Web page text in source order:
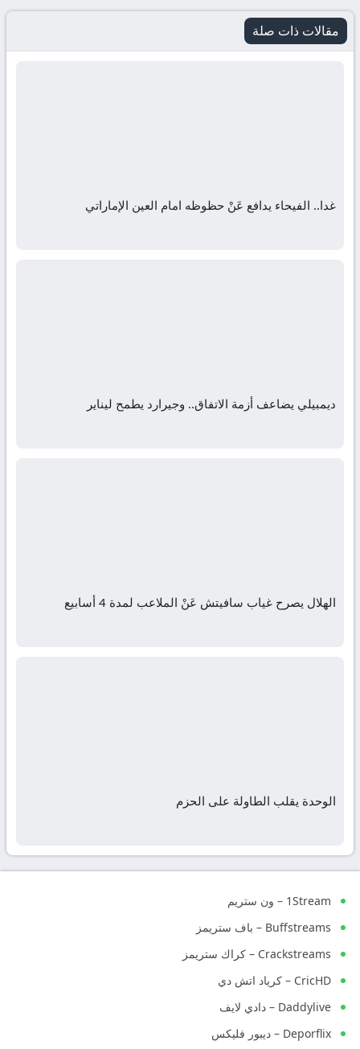
مقالات ذات صلة
غدا.. الفيحاء يدافع عَنْ حظوظه امام العين الإماراتي
ديمبيلي يضاعف أزمة الاتفاق.. وجيرارد يطمح ليناير
الهلال يصرح غياب سافيتش عَنْ الملاعب لمدة 4 أسابيع
الوحدة يقلب الطاولة على الحزم
1Stream – ون ستريم
Buffstreams – باف ستريمز
Crackstreams – كراك ستريمز
CricHD – كرياد اتش دي
Daddylive – دادي لايف
Deporflix – ديبور فليكس